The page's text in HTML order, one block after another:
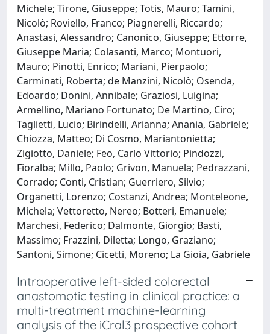
Michele; Tirone, Giuseppe; Totis, Mauro; Tamini,
Nicolò; Roviello, Franco; Piagnerelli, Riccardo;
Anastasi, Alessandro; Canonico, Giuseppe; Ettorre,
Giuseppe Maria; Colasanti, Marco; Montuori,
Mauro; Pinotti, Enrico; Mariani, Pierpaolo;
Carminati, Roberta; de Manzini, Nicolò; Osenda,
Edoardo; Donini, Annibale; Graziosi, Luigina;
Armellino, Mariano Fortunato; De Martino, Ciro;
Taglietti, Lucio; Birindelli, Arianna; Anania, Gabriele;
Chiozza, Matteo; Di Cosmo, Mariantonietta;
Zigiotto, Daniele; Feo, Carlo Vittorio; Pindozzi,
Fioralba; Millo, Paolo; Grivon, Manuela; Pedrazzani,
Corrado; Conti, Cristian; Guerriero, Silvio;
Organetti, Lorenzo; Costanzi, Andrea; Monteleone,
Michela; Vettoretto, Nereo; Botteri, Emanuele;
Marchesi, Federico; Dalmonte, Giorgio; Basti,
Massimo; Frazzini, Diletta; Longo, Graziano;
Santoni, Simone; Cicetti, Moreno; La Gioia, Gabriele
Intraoperative left-sided colorectal
anastomotic testing in clinical practice: a
multi-treatment machine-learning
analysis of the iCral3 prospective cohort